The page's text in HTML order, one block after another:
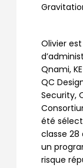
Olivier
Qnami,
QC
Security,
été
classe 28
un
risque